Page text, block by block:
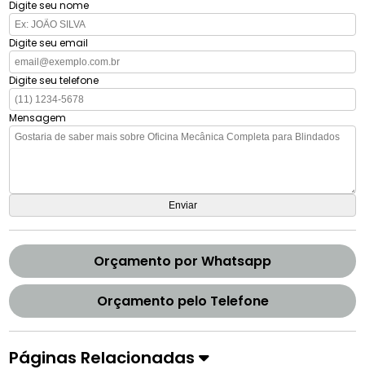
Digite seu nome
Digite seu email
Digite seu telefone
Mensagem
Orçamento por Whatsapp
Orçamento pelo Telefone
Páginas Relacionadas